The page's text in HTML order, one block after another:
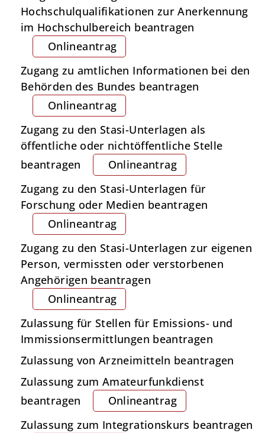
Hochschulqualifikationen zur Anerkennung
im Hochschulbereich beantragen
Onlineantrag
Zugang zu amtlichen Informationen bei den
Behörden des Bundes beantragen
Onlineantrag
Zugang zu den Stasi-Unterlagen als
öffentliche oder nichtöffentliche Stelle
beantragen
Onlineantrag
Zugang zu den Stasi-Unterlagen für
Forschung oder Medien beantragen
Onlineantrag
Zugang zu den Stasi-Unterlagen zur eigenen
Person, vermissten oder verstorbenen
Angehörigen beantragen
Onlineantrag
Zulassung für Stellen für Emissions- und
Immissionsermittlungen beantragen
Zulassung von Arzneimitteln beantragen
Zulassung zum Amateurfunkdienst
beantragen
Onlineantrag
Zulassung zum Integrationskurs beantragen